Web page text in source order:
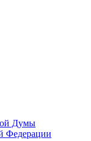
Думы
Федерации